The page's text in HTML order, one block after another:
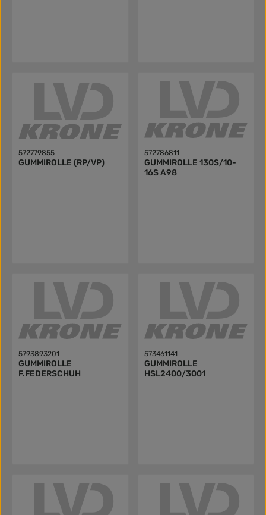
572779855
GUMMIROLLE (RP/VP)
572786811
GUMMIROLLE 130S/10-
16S A98
5793893201
GUMMIROLLE
F.FEDERSCHUH
573461141
GUMMIROLLE
HSL2400/3001